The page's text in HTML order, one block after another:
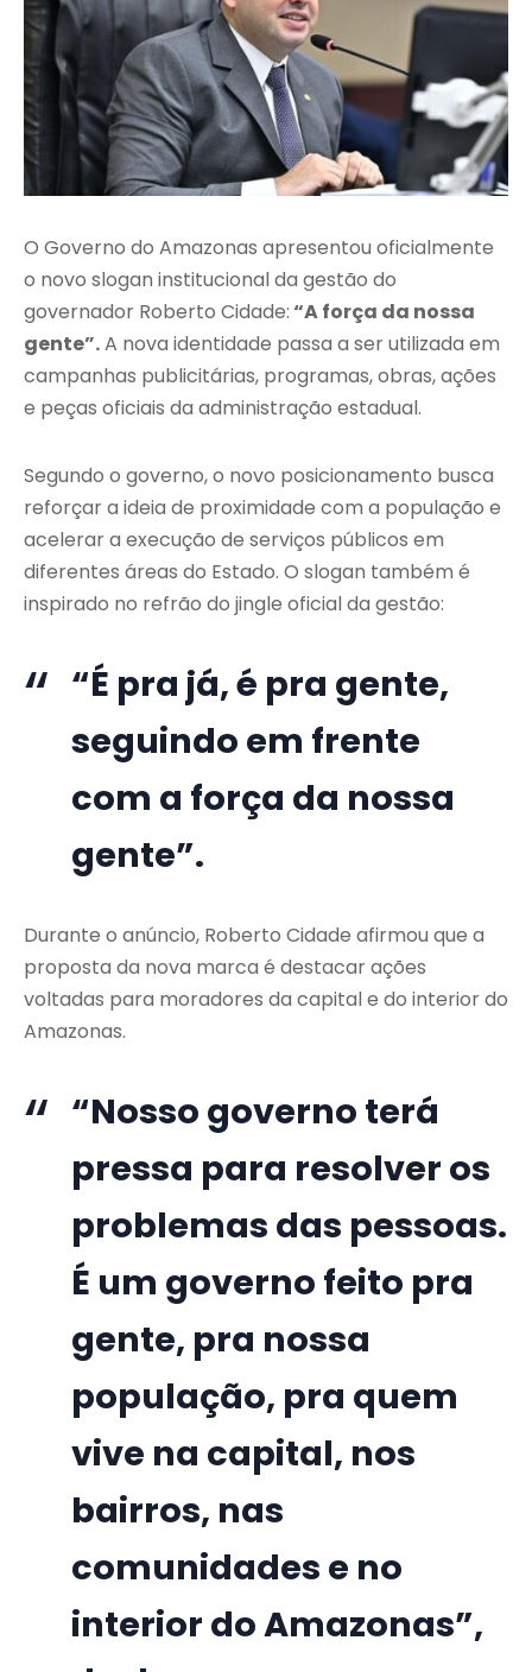
O Governo do Amazonas apresentou oficialmente
o novo slogan institucional da gestão do
governador Roberto Cidade:“A força da nossa
gente”.A nova identidade passa a ser utilizada em
campanhas publicitárias, programas, obras, ações
e peças oficiais da administração estadual.
Segundo o governo, o novo posicionamento busca
reforçar a ideia de proximidade com a população e
acelerar a execução de serviços públicos em
diferentes áreas do Estado. O slogan também é
inspirado no refrão do jingle oficial da gestão:
“É pra já, é pra gente,
seguindo em frente
com a força da nossa
gente”.
Durante o anúncio, Roberto Cidade afirmou que a
proposta da nova marca é destacar ações
voltadas para moradores da capital e do interior do
Amazonas.
“Nosso governo terá
pressa para resolver os
problemas das pessoas.
É um governo feito pra
gente, pra nossa
população, pra quem
vive na capital, nos
bairros, nas
comunidades e no
interior do Amazonas”,